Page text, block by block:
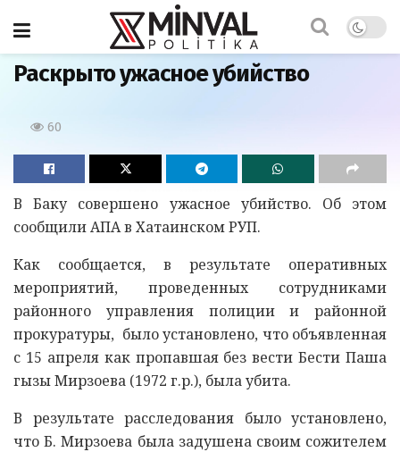
Главная
Раскрыто ужасное убийство
60
В Баку совершено ужасное убийство. Об этом
сообщили АПА в Хатаинском РУП.
Как сообщается, в результате оперативных
мероприятий, проведенных сотрудниками
районного управления полиции и районной
прокуратуры, было установлено, что объявленная
с 15 апреля как пропавшая без вести Бести Паша
гызы Мирзоева (1972 г.р.), была убита.
В результате расследования было установлено,
что Б. Мирзоева была задушена своим сожителем